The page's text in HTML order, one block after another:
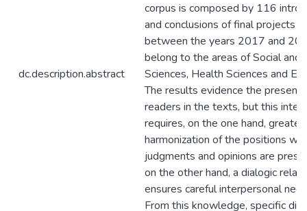
dc.description.abstract
corpus is composed by 116
and conclusions of final projects
between the years 2017 and
belong to the areas of Social and
Sciences, Health Sciences and
The results evidence the
readers in the texts, but this
requires, on the one hand, greater
harmonization of the positions
judgments and opinions are
on the other hand, a dialogic
ensures careful interpersonal
From this knowledge, specific